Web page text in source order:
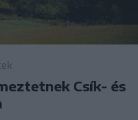
Csík- és